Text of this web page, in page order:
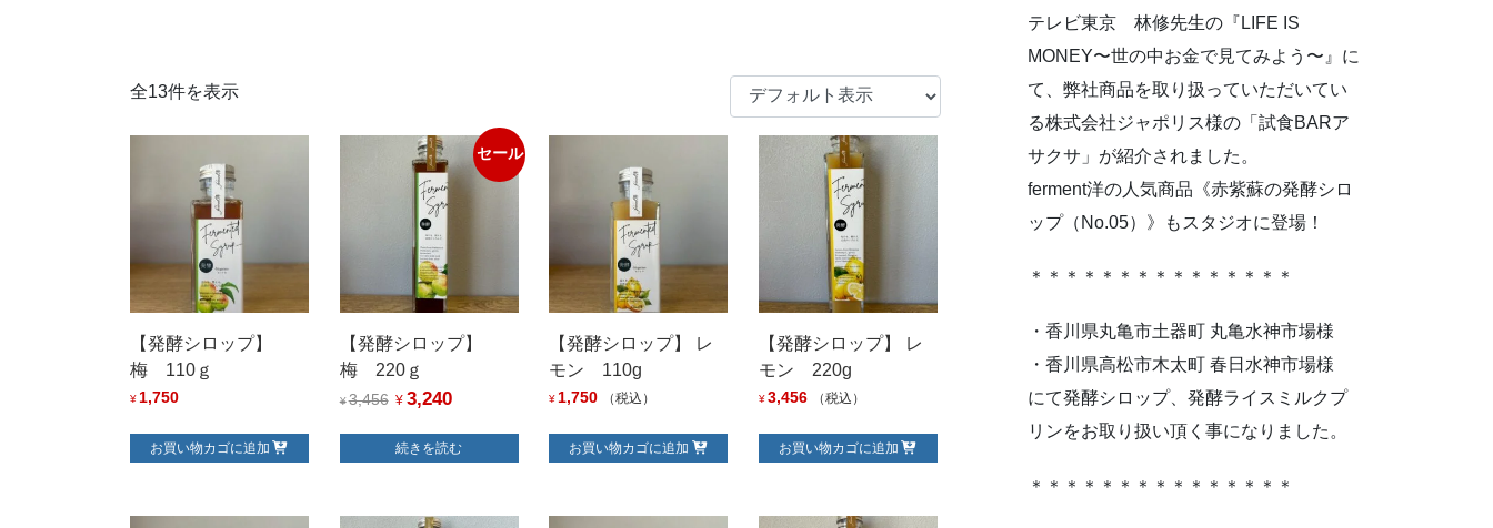
全13件を表示
【発酵シロップ】
梅 110ｇ
¥1,750
お買い物カゴに追加
セール
【発酵シロップ】
梅 220ｇ
¥3,456 元
価
は
¥ 3,240現
の
格
続きを読む
【発酵シロップ】 レ
モン 110g
¥ 1,750 （税込）
お買い物カゴに追加
【発酵シロップ】 レ
モン 220g
¥3,456 （税込）
お買い物カゴに追加
テレビ東京 林修先生の『LIFE IS
MONEY〜世の中お金で見てみよう〜』に
て、弊社商品を取り扱っていただいてい
る株式会社ジャポリス様の「試食BARア
サクサ」が紹介されました。
ferment洋の人気商品《赤紫蘇の発酵シロ
ップ（No.05）》もスタジオに登場！
＊＊＊＊＊＊＊＊＊＊＊＊＊＊＊
・香川県丸亀市土器町 丸亀水神市場様
・香川県高松市木太町 春日水神市場様
にて発酵シロップ、発酵ライスミルクプ
リンをお取り扱い頂く事になりました。
＊＊＊＊＊＊＊＊＊＊＊＊＊＊＊